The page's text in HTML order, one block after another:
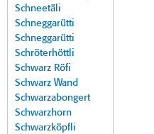
Schneetäli
Schneggarütti
Schneggarütti
Schröterhöttli
Schwarz Röfi
Schwarz Wand
Schwarzabongert
Schwarzhorn
Schwarzköpfli